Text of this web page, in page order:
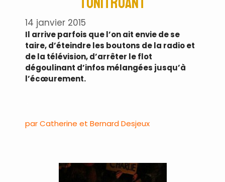
14 janvier 2015
Il arrive parfois que l’on ait envie de se
taire, d’éteindre les boutons de la radio et
de la télévision, d’arrêter le flot
dégoulinant d’infos mélangées jusqu’à
l’écœurement.
par Catherine et Bernard Desjeux